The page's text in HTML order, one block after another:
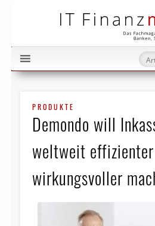
PRODUKTE
Demondo will
weltweit
wirkungsvoller